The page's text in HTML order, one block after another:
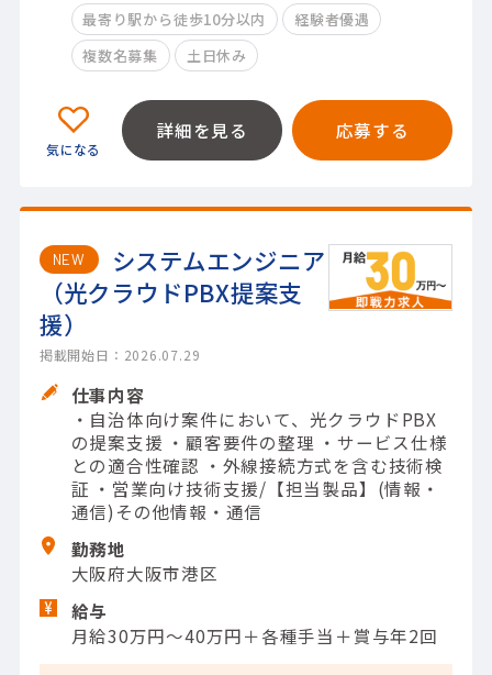
最寄り駅から徒歩10分以内
経験者優遇
複数名募集
土日休み
詳細を見る 応募する
NEW
システムエンジニア
（光クラウドPBX提案支
援）
掲載開始日：2026.07.29
仕事内容
・自治体向け案件において、光クラウドPBX
の提案支援 ・顧客要件の整理 ・サービス仕様
との適合性確認 ・外線接続方式を含む技術検
証 ・営業向け技術支援/【担当製品】(情報・
通信)その他情報・通信
勤務地
大阪府大阪市港区
給与
月給30万円～40万円＋各種手当＋賞与年2回